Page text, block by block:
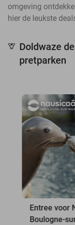
omgeving
hier de leukste
🦒 Doldwaze
pretparken
Entree voor
Boulogne-